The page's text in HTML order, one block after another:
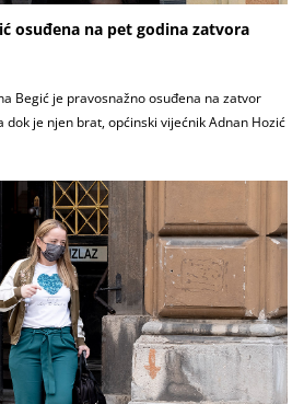
osuđena na pet godina zatvora
Begić je pravosnažno osuđena na zatvor
je njen brat, općinski vijećnik Adnan Hozić